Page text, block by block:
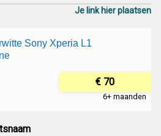
Je link hier plaatsen
Sony Xperia L1
€ 70
6+ maanden